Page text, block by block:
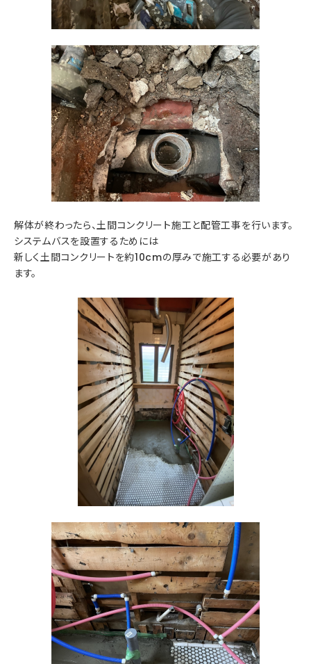
解体が終わったら、土間コンクリート施工と配管工事を行います。
システムバスを設置するためには
新しく土間コンクリートを約10cmの厚みで施工する必要があり
ます。